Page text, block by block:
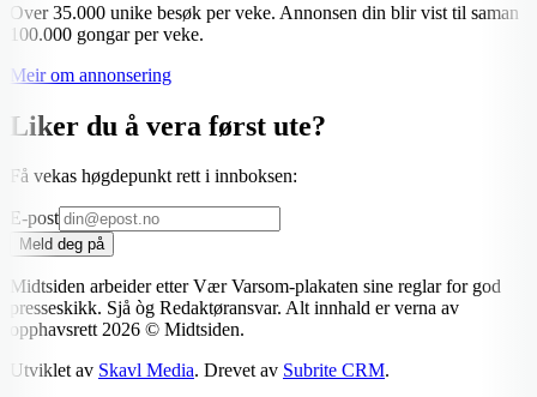
Over 35.000 unike besøk per veke. Annonsen din blir vist til saman
100.000 gongar per veke.
Meir om annonsering
Liker du å vera først ute?
Få vekas høgdepunkt rett i innboksen:
E-post
Meld deg på
Midtsiden arbeider etter Vær Varsom-plakaten sine reglar for god
presseskikk. Sjå òg Redaktøransvar. Alt innhald er verna av
opphavsrett2026 © Midtsiden.
Utviklet av Skavl Media. Drevet av Subrite CRM.